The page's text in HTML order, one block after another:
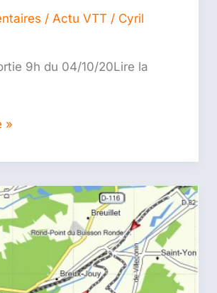
/ Actu VTT/ Cyril
9h du 04/10/20Lire la
»